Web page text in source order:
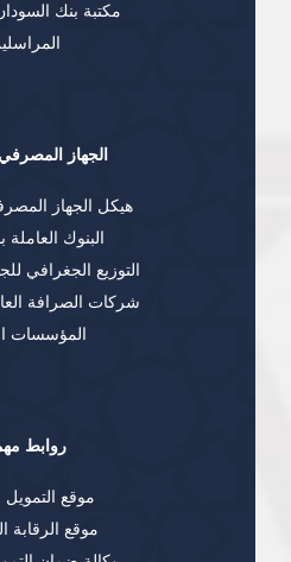
مكتبة بنك
الجهاز
هيكل الجهاز
البنوك العاملة
التوزيع الجغرافي
شركات الصرافة
المؤسسات
روابط
موقع التمويل
موقع الرقابة